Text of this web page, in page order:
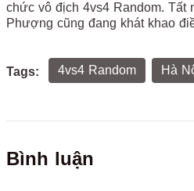
chức vô địch 4vs4 Random. Tất
Phượng cũng đang khát khao
Tags: 4vs4 Random Hà
Bình luận